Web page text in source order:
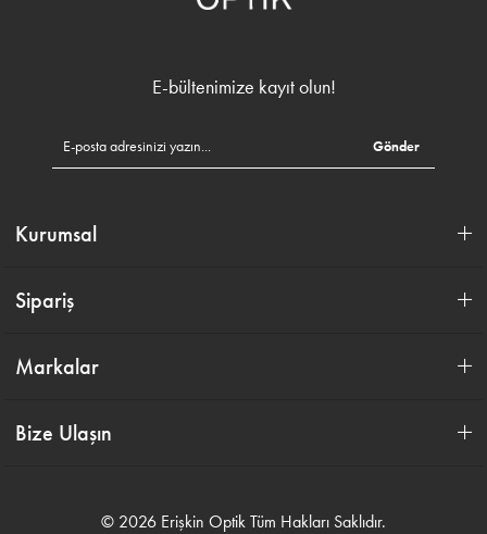
E-bültenimize kayıt olun!
Gönder
Kurumsal
Sipariş
Markalar
Bize Ulaşın
© 2026 Erişkin Optik Tüm Hakları Saklıdır.